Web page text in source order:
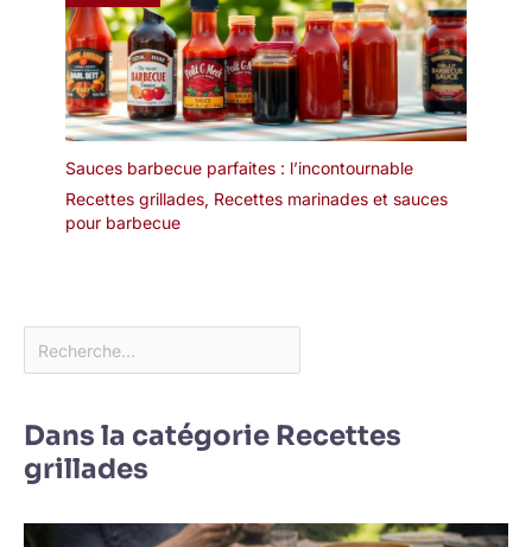
Sauces barbecue parfaites : l’incontournable
Recettes grillades, Recettes marinades et sauces
pour barbecue
Dans la catégorie Recettes
grillades